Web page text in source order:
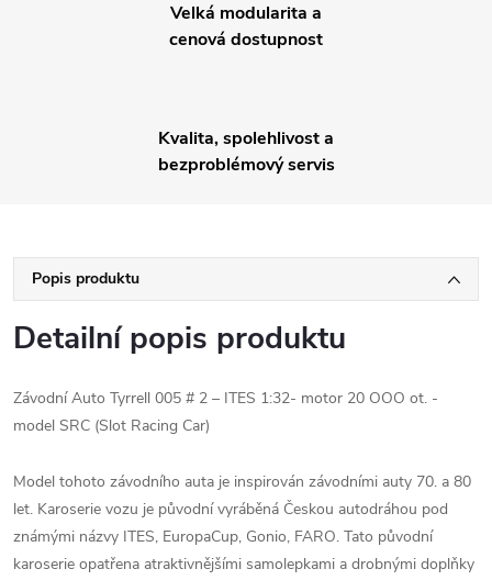
Velká modularita a
cenová dostupnost
Kvalita, spolehlivost a
bezproblémový servis
Popis produktu
Detailní popis produktu
Závodní Auto Tyrrell 005 # 2 – ITES 1:32- motor 20 OOO ot. -
model SRC (Slot Racing Car)
Model tohoto závodního auta je inspirován závodními auty 70. a 80
let. Karoserie vozu je původní vyráběná Českou autodráhou pod
známými názvy ITES, EuropaCup, Gonio, FARO. Tato původní
karoserie opatřena atraktivnějšími samolepkami a drobnými doplňky